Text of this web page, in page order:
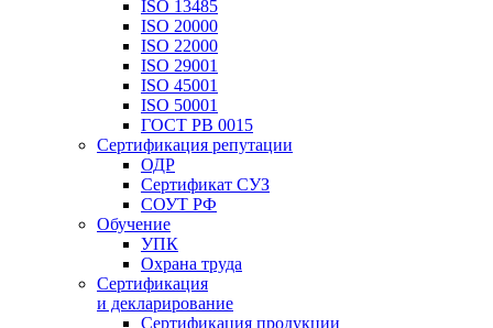
ISO 13485
ISO 20000
ISO 22000
ISO 29001
ISO 45001
ISO 50001
ГОСТ РВ 0015
Сертификация репутации
ОДР
Сертификат СУЗ
СОУТ РФ
Обучение
УПК
Охрана труда
Сертификация
и декларирование
Сертификация продукции